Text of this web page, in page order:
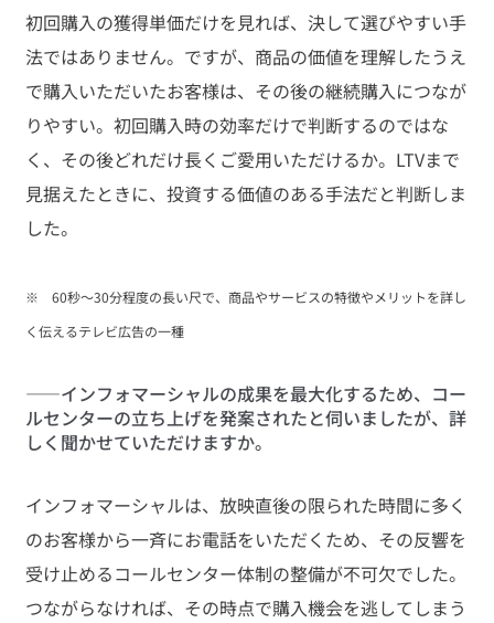
初回購入の獲得単価だけを見れば、決して選びやすい手
法ではありません。ですが、商品の価値を理解したうえ
で購入いただいたお客様は、その後の継続購入につなが
りやすい。初回購入時の効率だけで判断するのではな
く、その後どれだけ長くご愛用いただけるか。LTVまで
見据えたときに、投資する価値のある手法だと判断しま
した。
※　60秒～30分程度の長い尺で、商品やサービスの特徴やメリットを詳し
く伝えるテレビ広告の一種
――インフォマーシャルの成果を最大化するため、コー
ルセンターの立ち上げを発案されたと伺いましたが、詳
しく聞かせていただけますか。
インフォマーシャルは、放映直後の限られた時間に多く
のお客様から一斉にお電話をいただくため、その反響を
受け止めるコールセンター体制の整備が不可欠でした。
つながらなければ、その時点で購入機会を逃してしまう